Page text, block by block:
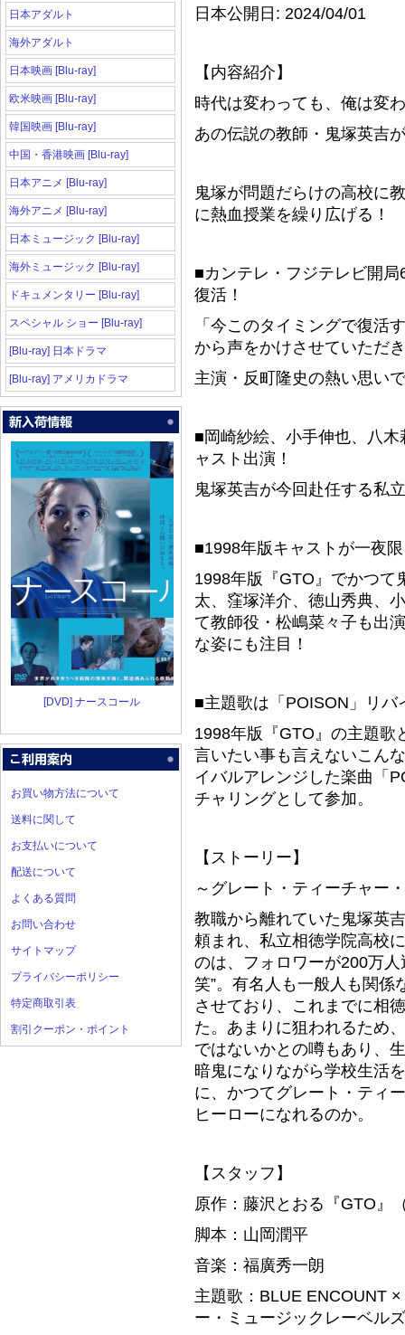
日本アダルト
海外アダルト
日本映画 [Blu-ray]
欧米映画 [Blu-ray]
韓国映画 [Blu-ray]
中国・香港映画 [Blu-ray]
日本アニメ [Blu-ray]
海外アニメ [Blu-ray]
日本ミュージック [Blu-ray]
海外ミュージック [Blu-ray]
ドキュメンタリー [Blu-ray]
スペシャル ショー [Blu-ray]
[Blu-ray] 日本ドラマ
[Blu-ray] アメリカドラマ
[DVD] ナースコール
お買い物方法について
送料に関して
お支払いについて
配送について
よくある質問
お問い合わせ
サイトマップ
プライバシーポリシー
特定商取引表
割引クーポン・ポイント
日本公開日: 2024/04/01
【内容紹介】
時代は変わっても、俺は変
あの伝説の教師・鬼塚英吉
鬼塚が問題だらけの高校に
に熱血授業を繰り広げる！
■カンテレ・フジテレビ開
復活！
「今このタイミングで復活
から声をかけさせていただ
主演・反町隆史の熱い思い
■岡崎紗絵、小手伸也、八
ャスト出演！
鬼塚英吉が今回赴任する私
■1998年版キャストが一夜
1998年版『GTO』でかつて
太、窪塚洋介、徳山秀典、
て教師役・松嶋菜々子も出
な姿にも注目！
■主題歌は「POISON」リバ
1998年版『GTO』の主題歌
言いたい事も言えないこん
イバルアレンジした楽曲「
チャリングとして参加。
【ストーリー】
～グレート・ティーチャー
教職から離れていた鬼塚英
頼まれ、私立相徳学院高校
のは、フォロワーが200万
笑”。有名人も一般人も関
させており、これまでに相
た。あまりに狙われるため
ではないかとの噂もあり、
暗鬼になりながら学校生活
に、かつてグレート・ティ
ヒーローになれるのか。
【スタッフ】
原作：藤沢とおる『GTO』
脚本：山岡潤平
音楽：福廣秀一朗
主題歌：BLUE ENCOUNT
ー・ミュージックレーベル